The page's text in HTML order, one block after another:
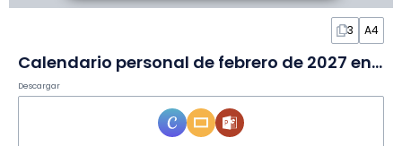
3 A4
Calendario personal de febrero de 2027 en Diapositivas
Descargar